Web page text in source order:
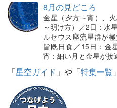
8月の見どころ
金星（夕方～宵）、
～明け方）／2日：水
ルセウス座流星群が
皆既日食／15日：金
宵：細い月と金星が
「星空ガイド 」や「特集一覧